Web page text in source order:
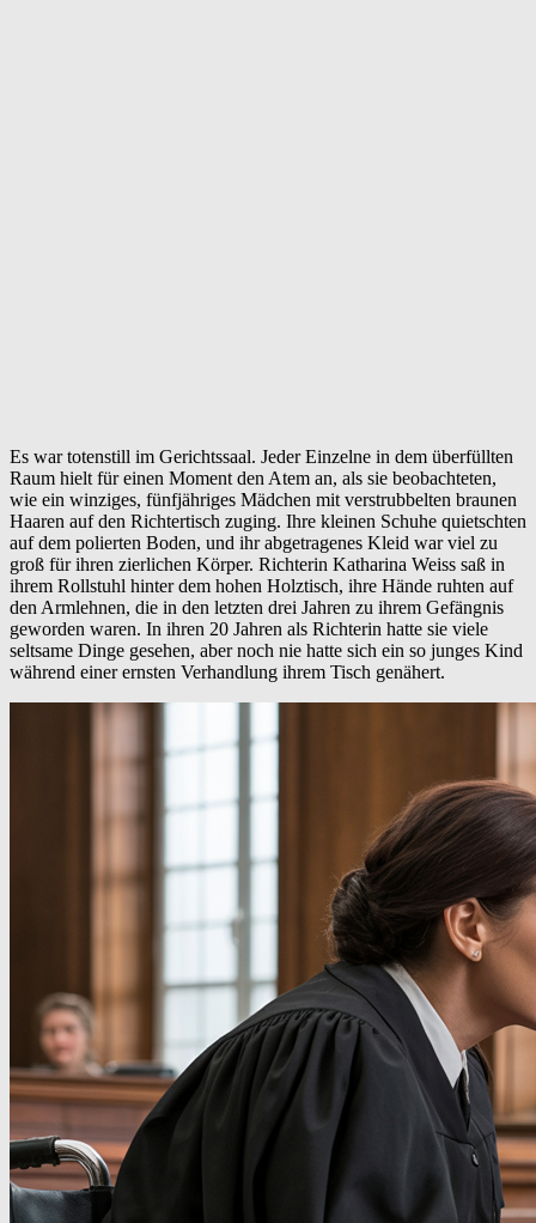
Es war totenstill im Gerichtssaal. Jeder Einzelne in dem überfüllten
Raum hielt für einen Moment den Atem an, als sie beobachteten,
wie ein winziges, fünfjähriges Mädchen mit verstrubbelten braunen
Haaren auf den Richtertisch zuging. Ihre kleinen Schuhe quietschten
auf dem polierten Boden, und ihr abgetragenes Kleid war viel zu
groß für ihren zierlichen Körper. Richterin Katharina Weiss saß in
ihrem Rollstuhl hinter dem hohen Holztisch, ihre Hände ruhten auf
den Armlehnen, die in den letzten drei Jahren zu ihrem Gefängnis
geworden waren. In ihren 20 Jahren als Richterin hatte sie viele
seltsame Dinge gesehen, aber noch nie hatte sich ein so junges Kind
während einer ernsten Verhandlung ihrem Tisch genähert.